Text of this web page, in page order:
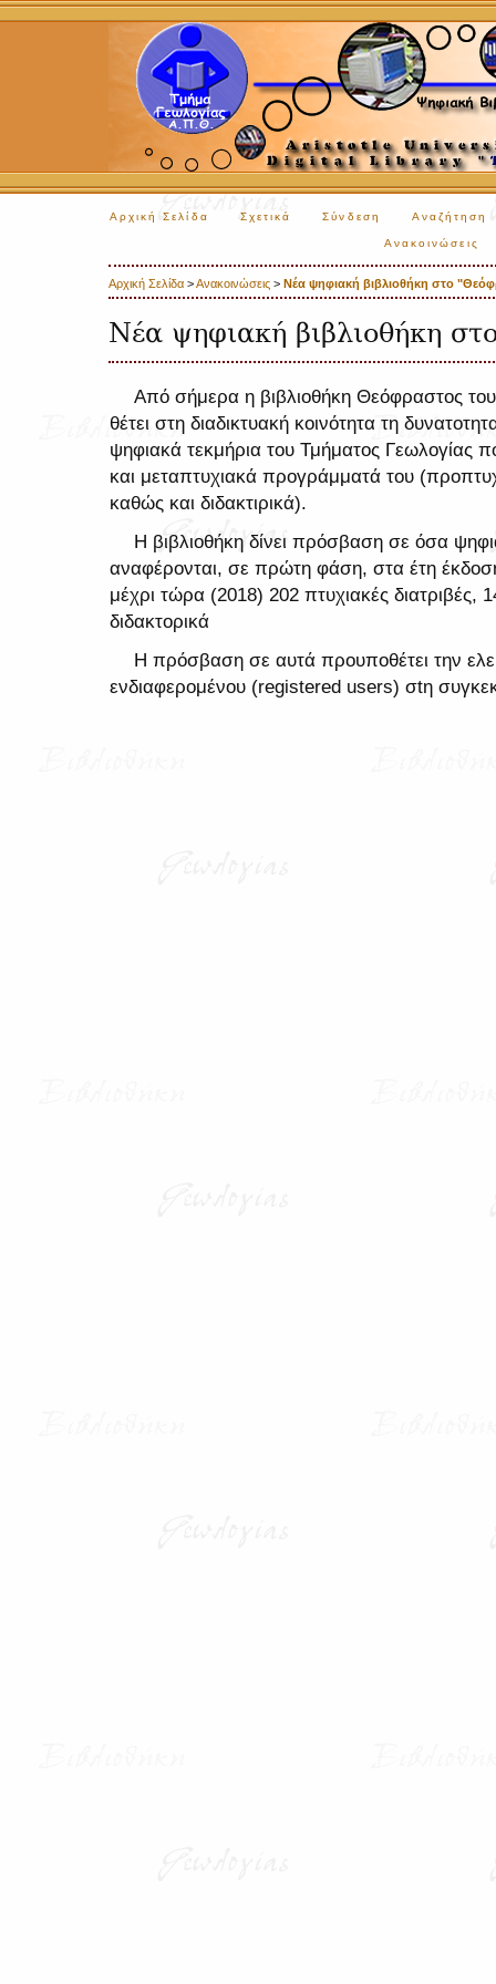
Αρχική Σελίδα Σχετικά Σύνδεση Αναζήτηση
Ανακοινώσεις
Αρχική Σελίδα >Ανακοινώσεις > Νέα ψηφιακή βιβλιοθήκη στο
Νέα ψηφιακή βιβλιοθήκη
Από σήμερα η βιβλιοθήκη Θεόφραστος
θέτει στη διαδικτυακή κοινότητα τη
ψηφιακά τεκμήρια του Τμήματος Γεωλογίας
και μεταπτυχιακά προγράμματά του
καθώς και διδακτιρικά).
Η βιβλιοθήκη δίνει πρόσβαση σε όσα
αναφέρονται, σε πρώτη φάση, στα έτη
μέχρι τώρα (2018) 202 πτυχιακές διατριβές,
διδακτορικά
Η πρόσβαση σε αυτά προυποθέτει την
ενδιαφερομένου (registered users) σtη